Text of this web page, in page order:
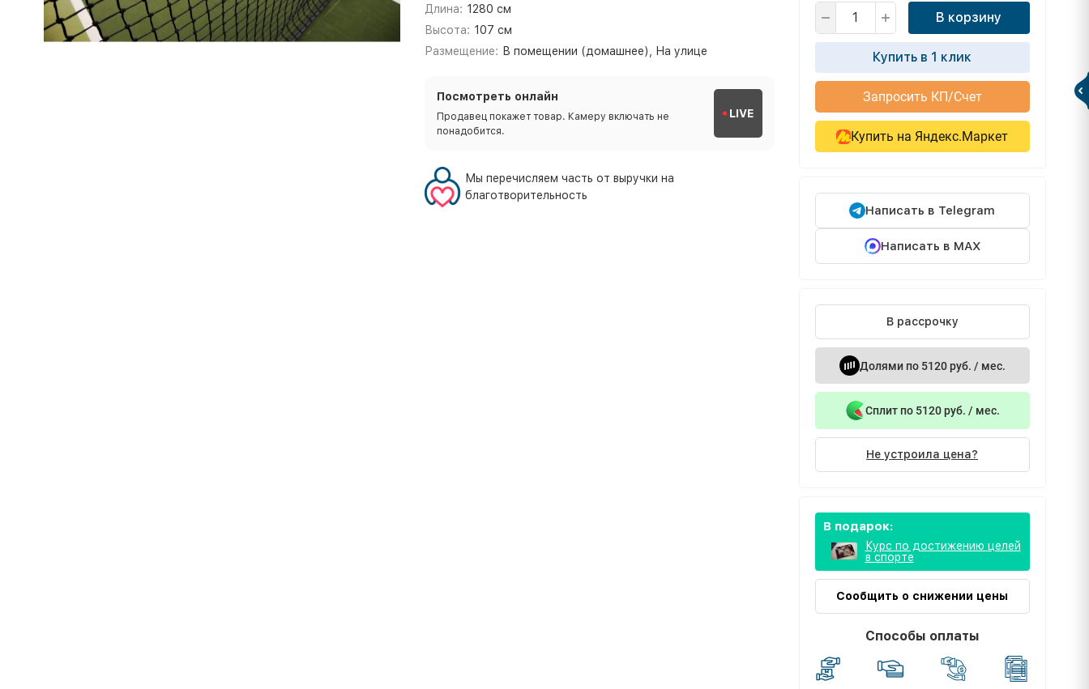
Длина: 1280 см
Высота: 107 см
Размещение: В помещении (домашнее), На улице
Посмотреть онлайн
Продавец покажет товар. Камеру включать не
понадобится.
LIVE
Мы перечисляем часть от выручки на
благотворительность
В корзину
Купить в 1 клик
Запросить КП/Счет
Купить на Яндекс.Маркет
Написать в Telegram
Написать в MAX
В рассрочку
Долями по 5120 руб. / мес.
Сплит по 5120 руб. / мес.
Не устроила цена?
В подарок:
Курс по достижению целей
в спорте
Сообщить о снижении цены
Способы оплаты